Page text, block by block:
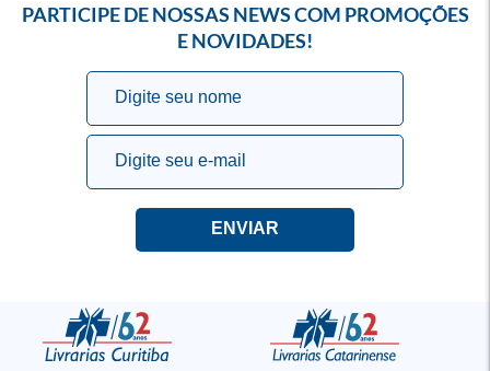
PARTICIPE DE NOSSAS NEWS COM PROMOÇÕES
E NOVIDADES!